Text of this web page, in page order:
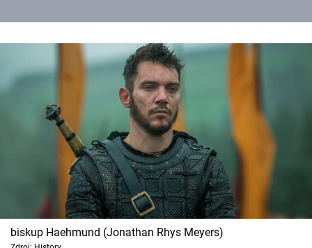
biskup Haehmund (Jonathan Rhys Meyers)